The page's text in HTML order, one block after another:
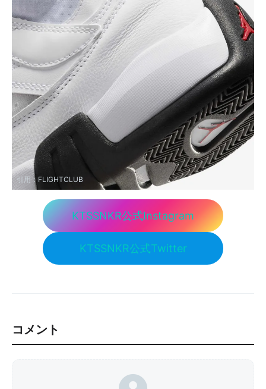
引用： FLIGHTCLUB
KTSSNKR公式Instagram
KTSSNKR公式Twitter
コメント